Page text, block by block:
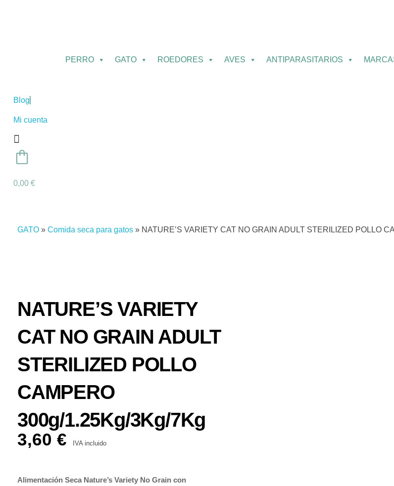
PERRO GATO ROEDORES AVES ANTIPARASITARIOS
Blog
Mi cuenta
0,00 €
GATO » Comida seca para gatos » NATURE’S VARIETY CAT NO GRAIN ADULT STERILIZED POLLO
NATURE’S VARIETY
CAT NO GRAIN ADULT
STERILIZED POLLO
CAMPERO
300g/1.25Kg/3Kg/7Kg
3,60 € IVA incluido
Alimentación Seca Nature’s Variety No Grain con